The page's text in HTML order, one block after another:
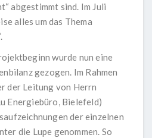
abgestimmt sind. Im Juli
alles um das Thema
wurde nun eine
gezogen. Im Rahmen
der Leitung von Herrn
Energiebüro, Bielefeld)
der einzelnen
die Lupe genommen. So